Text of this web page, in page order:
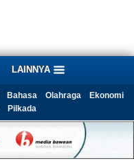
LAINNYA
Bahasa Olahraga
Ekonomi
Pilkada